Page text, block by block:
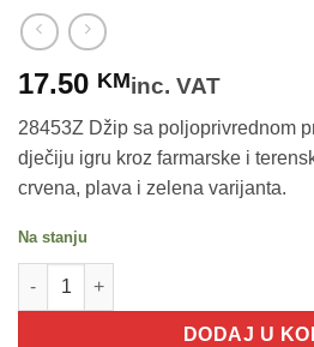
17.50 KMinc. VAT
28453Z Džip sa poljoprivrednom
dječiju igru kroz farmarske i
crvena, plava i zelena varijanta.
Na stanju
200260-3 Džip plavi +
DODAJ U